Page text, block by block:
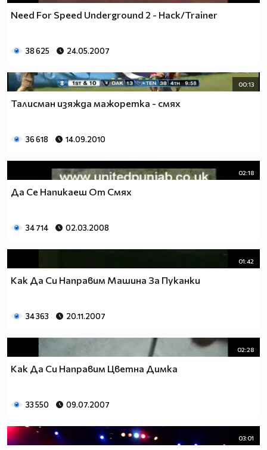
Need For Speed Underground 2 - Hack/Trainer
38 625 24.05.2007
00:13
Талисман изяжда мажоретка - смях
36 618 14.09.2010
02:18
Да Се Напикаеш От Смях
34 714 02.03.2008
01:42
Как Да Си Направим Машина За Пуканки
34 363 20.11.2007
02:28
Как Да Си Направим Цветна Димка
33 550 09.07.2007
03:01